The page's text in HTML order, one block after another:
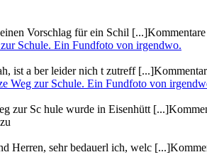
Vorschlag für ein Schil
Schule. Ein Fundfoto von irgendwo.
ist a ber leider nich t zutreff
Weg zur Schule. Ein Fundfoto von
zur Sc hule wurde in Eisenhütt
zu
Herren, sehr bedauerl ich, welc